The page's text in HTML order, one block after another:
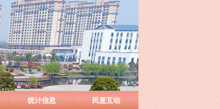
统计信息 民意互动